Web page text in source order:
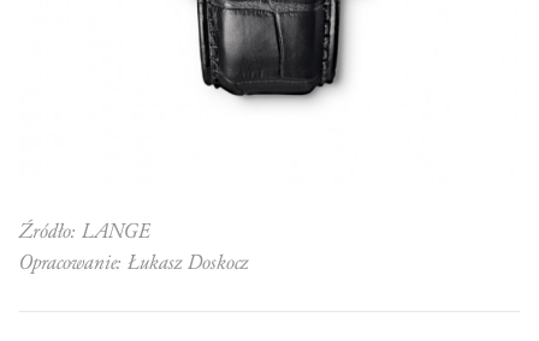
Źródło: LANGE
Opracowanie: Łukasz Doskocz